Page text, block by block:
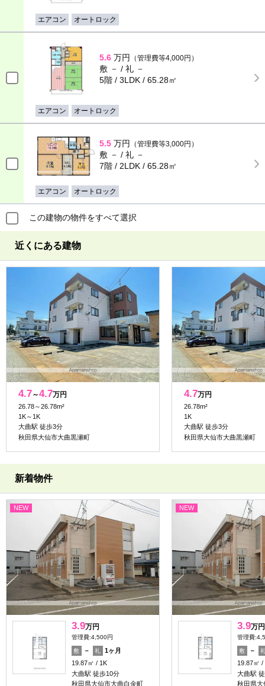
エアコン オートロック
5.6 万円 （管理費等4,000円）
敷 － / 礼 －
5階 / 3LDK / 65.28㎡
エアコン オートロック
5.5 万円 （管理費等3,000円）
敷 － / 礼 －
7階 / 2LDK / 65.28㎡
エアコン オートロック
この建物の物件をすべて選択
近くにある建物
4.7～4.7万円
26.78～26.78m²
1K～1K
大曲駅 徒歩3分
秋田県大仙市大曲黒瀬町
4.7万円
26.78m²
1K
大曲駅 徒歩3分
秋田県大仙市大曲黒瀬町
新着物件
NEW
3.9万円
管理費:4,500円
敷 － 礼
1ヶ月
19.87㎡
1K
大曲駅 徒歩10分
秋田県大仙市大曲白金町
NEW
3.9万円
管理費
敷 －
19.87㎡
大曲駅
秋田県大